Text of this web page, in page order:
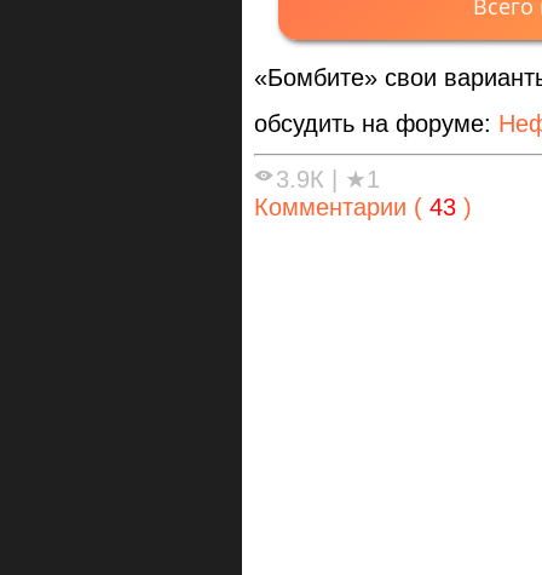
«Бомбите» свои
обсудить на форуме:
3.9К | ★1
Комментарии ( 43 )